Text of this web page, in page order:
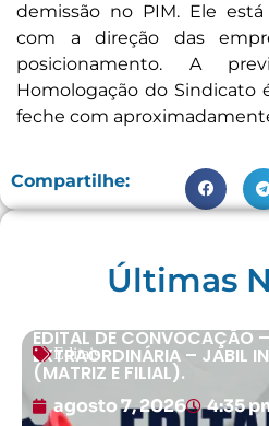
demissão no PIM. Ele
com a direção das
posicionamento. A
Homologação do Sindicato
feche com
Compartilhe:
Últimas
Editais
EDITAL DE CONVOCAÇÃO
EXTRAORDINÁRIA – JABIL
(MATRIZ E FILIAL).
agosto 7, 2026 4:35